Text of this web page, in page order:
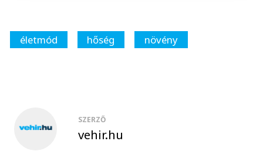
életmód hőség növény
SZERZŐ
vehir.hu